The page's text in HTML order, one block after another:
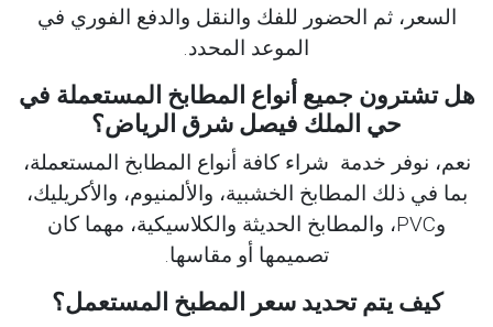
السعر، ثم الحضور للفك والنقل والدفع الفوري في
الموعد المحدد.
هل تشترون جميع أنواع المطابخ المستعملة في
حي الملك فيصل شرق الرياض؟
نعم، نوفر خدمة شراء كافة أنواع المطابخ المستعملة،
بما في ذلك المطابخ الخشبية، والألمنيوم، والأكريليك،
وPVC، والمطابخ الحديثة والكلاسيكية، مهما كان
تصميمها أو مقاسها.
كيف يتم تحديد سعر المطبخ المستعمل؟